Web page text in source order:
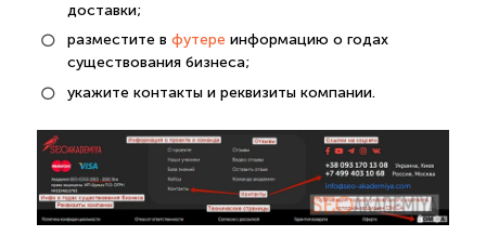
доставки;
разместите в футере информацию о годах
существования бизнеса;
укажите контакты и реквизиты компании.